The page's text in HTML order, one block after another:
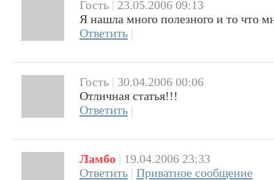
Гость | 23.05.2006 09:13
Я нашла много полезного и то что
Ответить |
Гость | 30.04.2006 00:06
Отличная статья!!!
Ответить |
Ламбо | 19.04.2006 23:33
Ответить | Приватное сообщение